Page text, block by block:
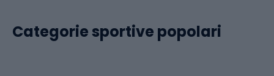
Categorie sportive popolari